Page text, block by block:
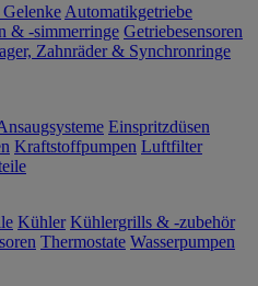
Automatikgetriebe
& -simmerringe Getriebesensoren
Zahnräder & Synchronringe
Einspritzdüsen
Kraftstoffpumpen Luftfilter
Kühler Kühlergrills & -zubehör
Thermostate Wasserpumpen